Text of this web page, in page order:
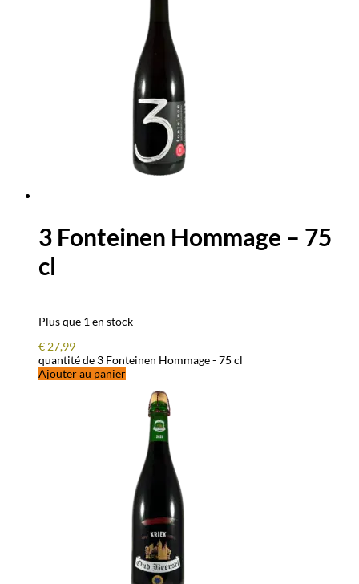
3 Fonteinen Hommage – 75
cl
Plus que 1 en stock
€ 27,99
quantité de 3 Fonteinen Hommage - 75 cl
Ajouter au panier